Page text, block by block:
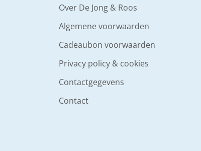
Over De Jong & Roos
Algemene voorwaarden
Cadeaubon voorwaarden
Privacy policy & cookies
Contactgegevens
Contact